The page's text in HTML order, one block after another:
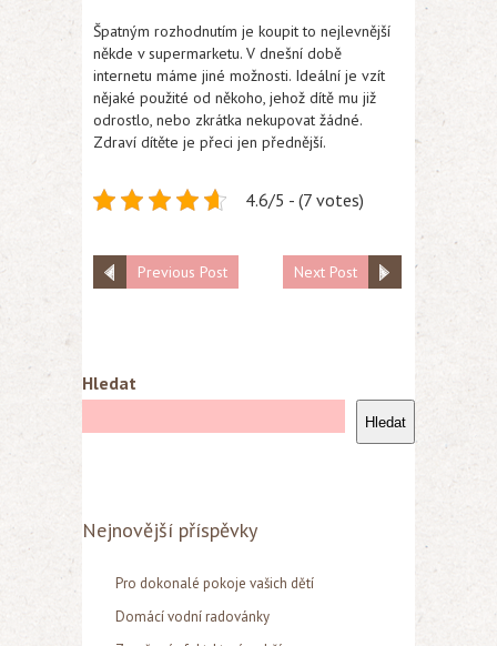
Špatným rozhodnutím je koupit to nejlevnější
někde v supermarketu. V dnešní době
internetu máme jiné možnosti. Ideální je vzít
nějaké použité od někoho, jehož dítě mu již
odrostlo, nebo zkrátka nekupovat žádné.
Zdraví dítěte je přeci jen přednější.
4.6/5 - (7 votes)
Previous Post Next Post
Hledat
Hledat
Nejnovější příspěvky
Pro dokonalé pokoje vašich dětí
Domácí vodní radovánky